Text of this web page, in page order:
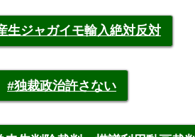
生ジャガイモ輸入絶対反対
#独裁政治許さない